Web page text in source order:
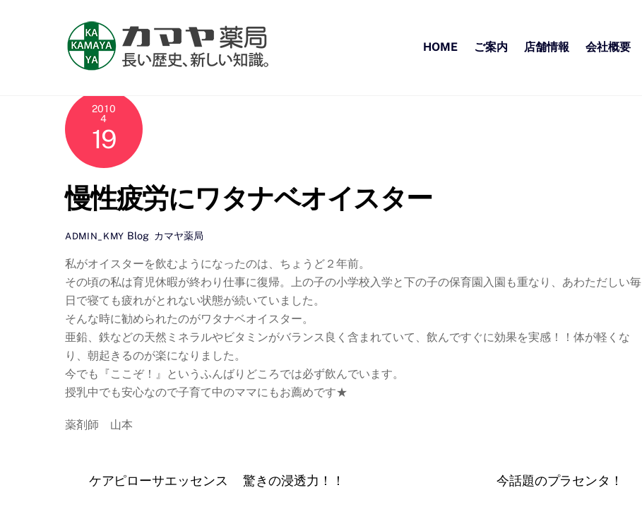
HOME ご案内 店舗情報 会社概要
2010
4
19
慢性疲労にワタナベオイスター
ADMIN_KMY Blog, カマヤ薬局
私がオイスターを飲むようになったのは、ちょうど２年前。
その頃の私は育児休暇が終わり仕事に復帰。上の子の小学校入学と下の子の保育園入園も重なり、あわただしい毎
日で寝ても疲れがとれない状態が続いていました。
そんな時に勧められたのがワタナベオイスター。
亜鉛、鉄などの天然ミネラルやビタミンがバランス良く含まれていて、飲んですぐに効果を実感！！体が軽くな
り、朝起きるのが楽になりました。
今でも『ここぞ！』というふんばりどころでは必ず飲んでいます。
授乳中でも安心なので子育て中のママにもお薦めです★
薬剤師 山本
ケアピローサエッセンス 驚きの浸透力！！ 今話題のプラセンタ！